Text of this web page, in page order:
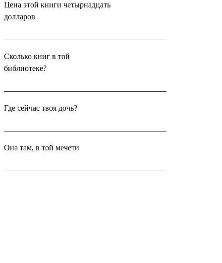
Цена этой книги четырнадцать
долларов
Сколько книг в той
библиотеке?
Где сейчас твоя дочь?
Она там, в той мечети